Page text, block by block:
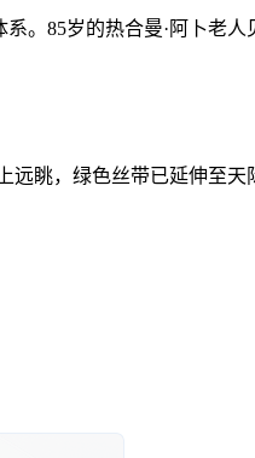
85岁的热合曼·阿卜老人
眺，绿色丝带已延伸至天